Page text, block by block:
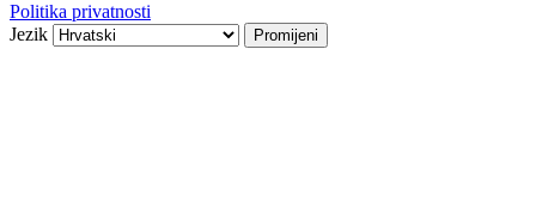
Politika privatnosti
Jezik